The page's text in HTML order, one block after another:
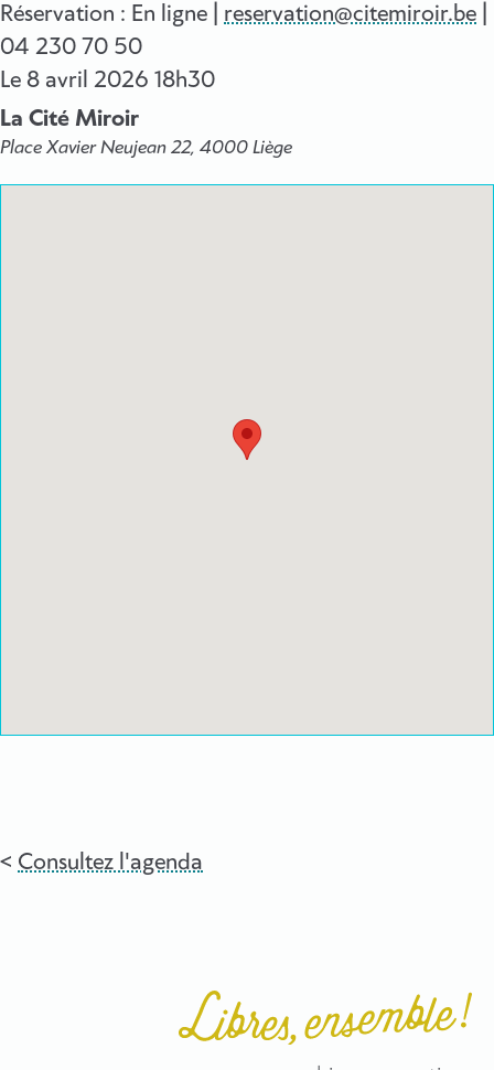
Réservation : En ligne | reservation@citemiroir.be
04 230 70 50
Le 8 avril 2026 18h30
La Cité Miroir
Place Xavier Neujean 22, 4000 Liège
Consultez l'agenda